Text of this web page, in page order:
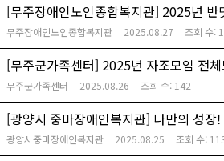
[무주장애인노인종합복지관] 2025년 반
무주장애인노인종합복지관 2025.08.27 조회 수:
[무주군가족센터] 2025년 자조모임 전
무주군가족센터 2025.08.26 조회 수: 142
[광양시 중마장애인복지관] 나만의 성장
광양시중마장애인복지관 2025.08.25 조회 수: